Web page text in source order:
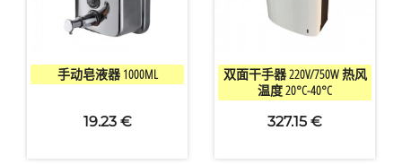
快速查看
手动皂液器 1000ML
19.23 €
快速查看
双面干手器 220V/750W 热风
温度 20°C-40°C
327.15 €